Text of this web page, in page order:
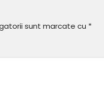
sunt marcate cu *